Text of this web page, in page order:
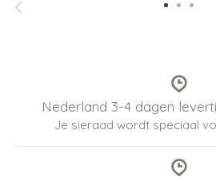
Nederland 3-4 dagen
Je sieraad wordt speciaal